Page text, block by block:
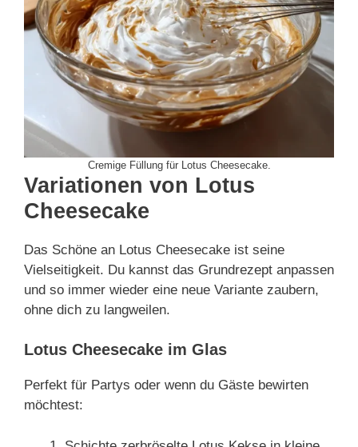
Cremige Füllung für Lotus Cheesecake.
Variationen von Lotus
Cheesecake
Das Schöne an Lotus Cheesecake ist seine
Vielseitigkeit. Du kannst das Grundrezept anpassen
und so immer wieder eine neue Variante zaubern,
ohne dich zu langweilen.
Lotus Cheesecake im Glas
Perfekt für Partys oder wenn du Gäste bewirten
möchtest: